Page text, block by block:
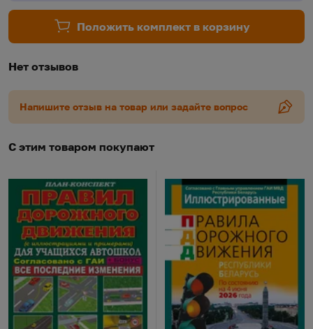
Положить комплект в корзину
Нет отзывов
Напишите отзыв на товар или задайте вопрос
С этим товаром покупают